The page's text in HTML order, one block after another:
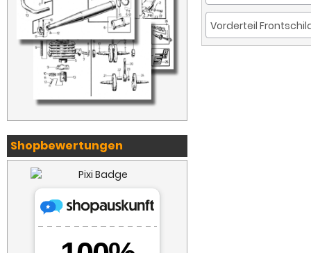
Shopbewertungen